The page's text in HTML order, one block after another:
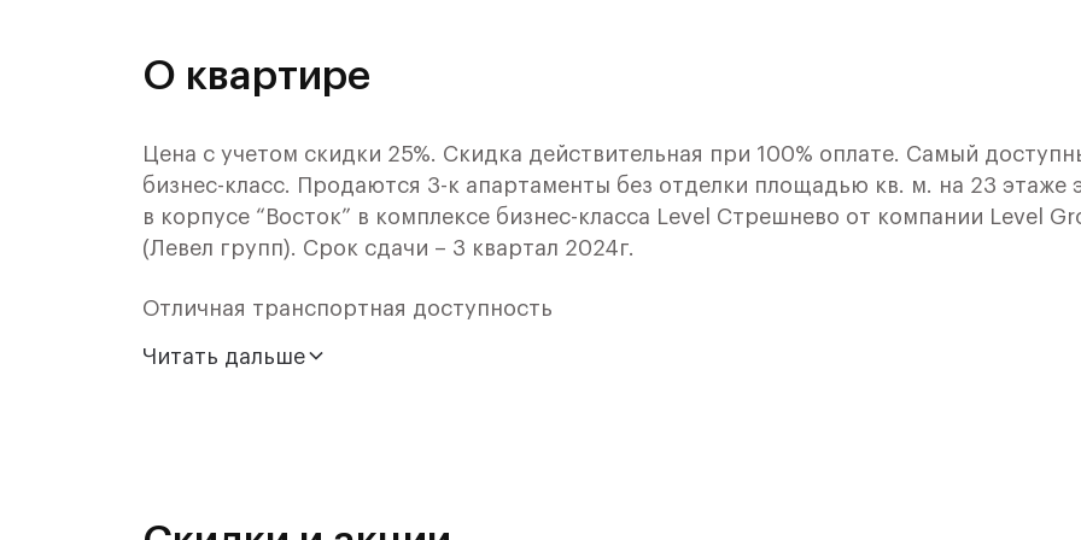
О квартире
Цена с учетом скидки 25%. Скидка действительная при 100% оплате. Самый
бизнес-класс. Продаются 3-к апартаменты без отделки площадью кв. м. на 23 этаже
в корпусе “Восток” в комплексе бизнес-класса Level Стрешнево от компании Level
(Левел групп). Срок сдачи – 3 квартал 2024г.
Отличная транспортная доступность
- 20 мин. пешком и 4 мин. на авто до станции метро «Тушинская».
Читать дальше